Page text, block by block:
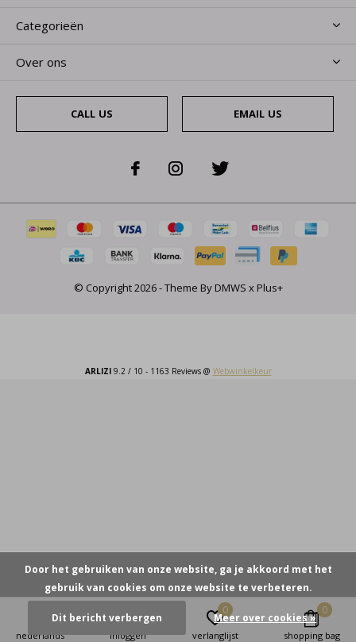
Categorieën
Over ons
CALL US EMAIL US
© Copyright2026- Theme ByDMWS xPlus+
nederlands inloggen verlanglijst
0
shopping bag
0
ARLIZI9.2/ 10 - 1163 Reviews @ Webwinkelkeur
Door het gebruiken van onze website, ga je akkoord met het
gebruik van cookies om onze website te verbeteren.
Dit bericht verbergen Meer over cookies »